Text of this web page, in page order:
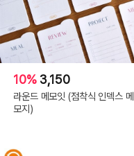
10% 3,150
라운드 메모잇 (점착식 인덱스 메
모지)